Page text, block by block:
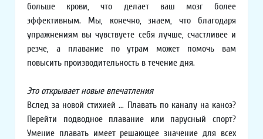
больше крови, что делает ваш мозг более
эффективным. Мы, конечно, знаем, что благодаря
упражнениям вы чувствуете себя лучше, счастливее и
резче, а плавание по утрам может помочь вам
повысить производительность в течение дня.
Это открывает новые впечатления
Вслед за новой стихией ... Плавать по каналу на каноэ?
Перейти подводное плавание или парусный спорт?
Умение плавать имеет решающее значение для всех